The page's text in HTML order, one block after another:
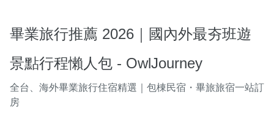
畢業旅行推薦 2026｜國內外最夯班遊
景點行程懶人包 - OwlJourney
全台、海外畢業旅行住宿精選｜包棟民宿・畢旅旅宿一站訂
房